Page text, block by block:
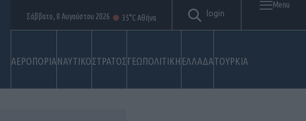
ΑΕΡΟΠΟΡΙΑΝΑΥΤΙΚΟΣΤΡΑΤΟΣΓΕΩΠΟΛΙΤΙΚΗ ΕΛΛΑΔΑΤΟΥΡΚΙΑ
Σάββατο, 8 Αυγούστου 2026 35°C Αθήνα login
Menu